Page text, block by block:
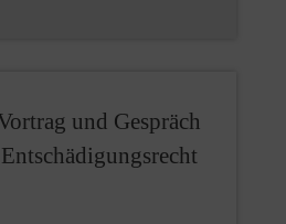
und Gespräch